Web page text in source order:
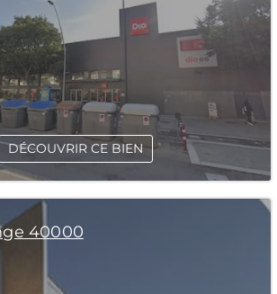
DÉCOUVRIR CE BIEN
40000